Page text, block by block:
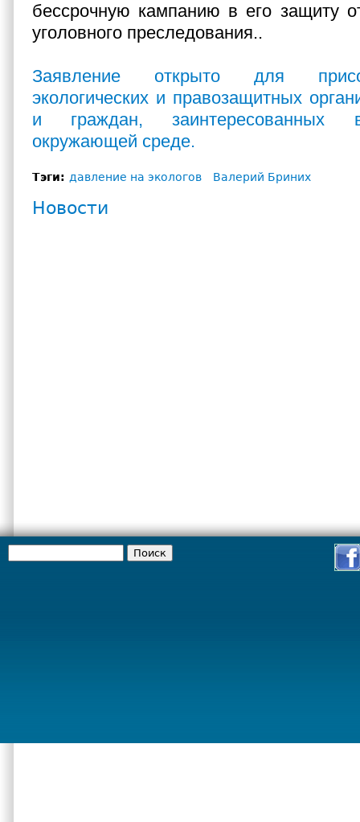
бессрочную кампанию в его защиту
уголовного преследования..
Заявление открыто для
экологических и правозащитных
и граждан, заинтересованных
окружающей среде.
Тэги: давление на экологов Валерий Бриних
Новости